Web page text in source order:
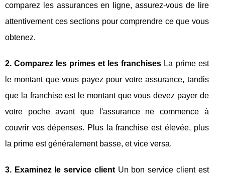
comparez les assurances en ligne, assurez-vous de lire
attentivement ces sections pour comprendre ce que vous
obtenez.
2. Comparez les primes et les franchises La prime est
le montant que vous payez pour votre assurance, tandis
que la franchise est le montant que vous devez payer de
votre poche avant que l'assurance ne commence à
couvrir vos dépenses. Plus la franchise est élevée, plus
la prime est généralement basse, et vice versa.
3. Examinez le service clientUn bon service client est